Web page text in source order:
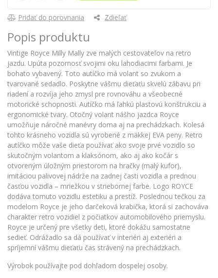
Pridať do porovnania Zdieľať
Popis produktu
Vintige Royce Milly Mally zve malých cestovateľov na retro
jazdu. Upúta pozornosť svojimi oku lahodiacimi farbami. Je
bohato vybavený. Toto autíčko má volant so zvukom a
tvarované sedadlo. Poskytne vášmu dieťaťu skvelú zábavu pri
riadení a rozvíja jeho zmysl pre rovnováhu a všeobecné
motorické schopnosti. Autíčko má ľahkú plastovú konštrukciu a
ergonomické tvary. Otočný volant nášho jazdca Royce
umožňuje náročné manévry doma aj na prechádzkach. Kolesá
tohto krásneho vozidla sú vyrobené z mäkkej EVA peny. Retro
autíčko môže vaše dieťa používať ako svoje prvé vozidlo so
skutočným volantom a klaksónom, ako aj ako kočár s
otvoreným úložným priestorom na hračky (malý kufor),
imitáciou palivovej nádrže na zadnej časti vozidla a prednou
časťou vozidla – mriežkou v striebornej farbe. Logo ROYCE
dodáva tomuto vozidlu estetiku a prestíž. Poslednou tečkou za
modelom Royce je jeho darčeková krabička, ktorá si zachováva
charakter retro vozidiel z počiatkov automobilového priemyslu.
Royce je určený pre všetky deti, ktoré dokážu samostatne
sedieť. Odrážadlo sa dá používať v interiéri aj exteriéri a
spríjemní vášmu dieťaťu čas strávený na prechádzkach.
Výrobok používajte pod dohľadom dospelej osoby.